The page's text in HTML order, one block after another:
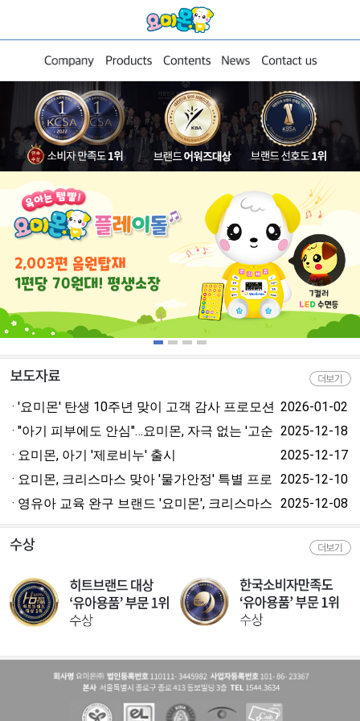
· '요미몬' 탄생 10주년 맞이 고객 감사 프로모션
진행
2026-01-02
· "아기 피부에도 안심"…요미몬, 자극 없는 '고순
도 실리콘 타월' 선봬
2025-12-18
· 요미몬, 아기 '제로비누' 출시
2025-12-17
· 요미몬, 크리스마스 맞아 '물가안정' 특별 프로
모션 진행
2025-12-10
· 영유아 교육 완구 브랜드 '요미몬', 크리스마스 2025-12-08